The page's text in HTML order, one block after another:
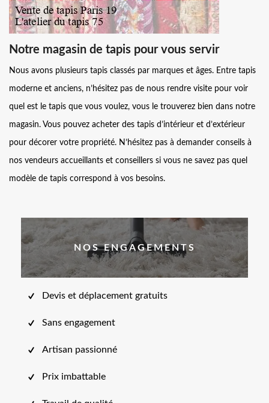
Notre magasin de tapis pour vous servir
Nous avons plusieurs tapis classés par marques et âges. Entre tapis
moderne et anciens, n’hésitez pas de nous rendre visite pour voir
quel est le tapis que vous voulez, vous le trouverez bien dans notre
magasin. Vous pouvez acheter des tapis d’intérieur et d’extérieur
pour décorer votre propriété. N’hésitez pas à demander conseils à
nos vendeurs accueillants et conseillers si vous ne savez pas quel
modèle de tapis correspond à vos besoins.
NOS ENGAGEMENTS
Devis et déplacement gratuits
Sans engagement
Artisan passionné
Prix imbattable